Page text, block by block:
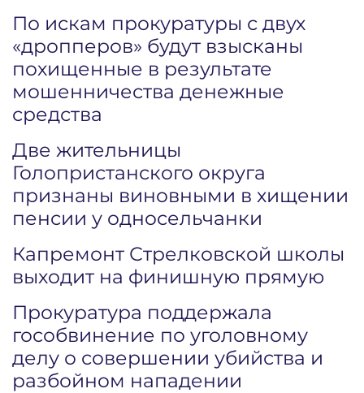
По искам прокуратуры с двух
«дропперов» будут взысканы
похищенные в результате
мошенничества денежные
средства
Две жительницы
Голопристанского округа
признаны виновными в хищении
пенсии у односельчанки
Капремонт Стрелковской школы
выходит на финишную прямую
Прокуратура поддержала
гособвинение по уголовному
делу о совершении убийства и
разбойном нападении